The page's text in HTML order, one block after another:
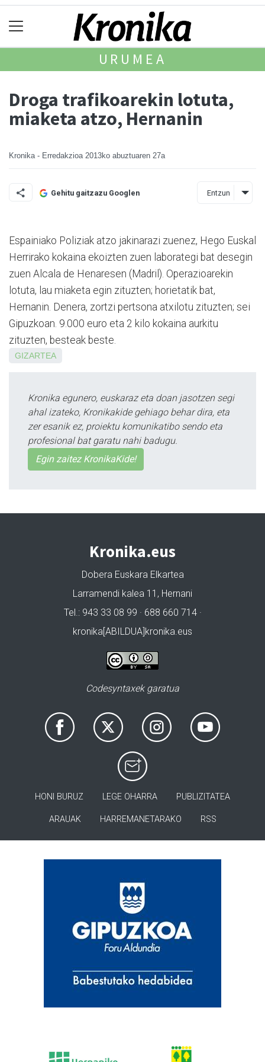
URUMEA
Droga trafikoarekin lotuta,
miaketa atzo, Hernanin
Kronika - Erredakzioa 2013ko abuztuaren 27a
Gehitu gaitzazu Googlen Entzun
Espainiako Poliziak atzo jakinarazi zuenez, Hego Euskal
Herrirako kokaina ekoizten zuen laborategi bat desegin
zuen Alcala de Henaresen (Madril). Operazioarekin
lotuta, lau miaketa egin zituzten; horietatik bat,
Hernanin. Denera, zortzi pertsona atxilotu zituzten; sei
Gipuzkoan. 9.000 euro eta 2 kilo kokaina aurkitu
zituzten, besteak beste.
GIZARTEA
Kronika egunero, euskaraz eta doan jasotzen segi
ahal izateko, Kronikakide gehiago behar dira, eta
zer esanik ez, proiektu komunikatibo sendo eta
profesional bat garatu nahi badugu.
Egin zaitez KronikaKide!
Kronika.eus
Dobera Euskara Elkartea
Larramendi kalea 11, Hernani
Tel.: 943 33 08 99 · 688 660 714 ·
kronika[ABILDUA]kronika.eus
Codesyntaxek garatua
HONI BURUZ LEGE OHARRA PUBLIZITATEA
ARAUAK HARREMANETARAKO RSS